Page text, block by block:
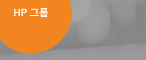
HP 그룹